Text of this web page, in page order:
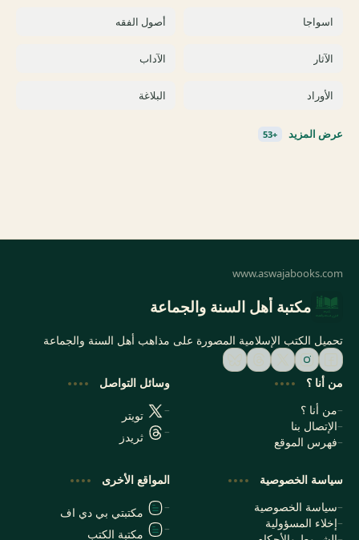
مكتبة أهل السنة والجماعة
تحميل الكتب الإسلامية المصورة على مذاهب أهل السنة والجماعة
من أنا ؟
من أنا ؟
الإتصال بنا
فهرس الموقع
وسائل التواصل
تويتر
ثريدز
سياسة الخصوصية
سياسة الخصوصية
إخلاء المسؤولية
المواقع الأخرى
مكتبتي بي دي اف
مكتبة الكتب